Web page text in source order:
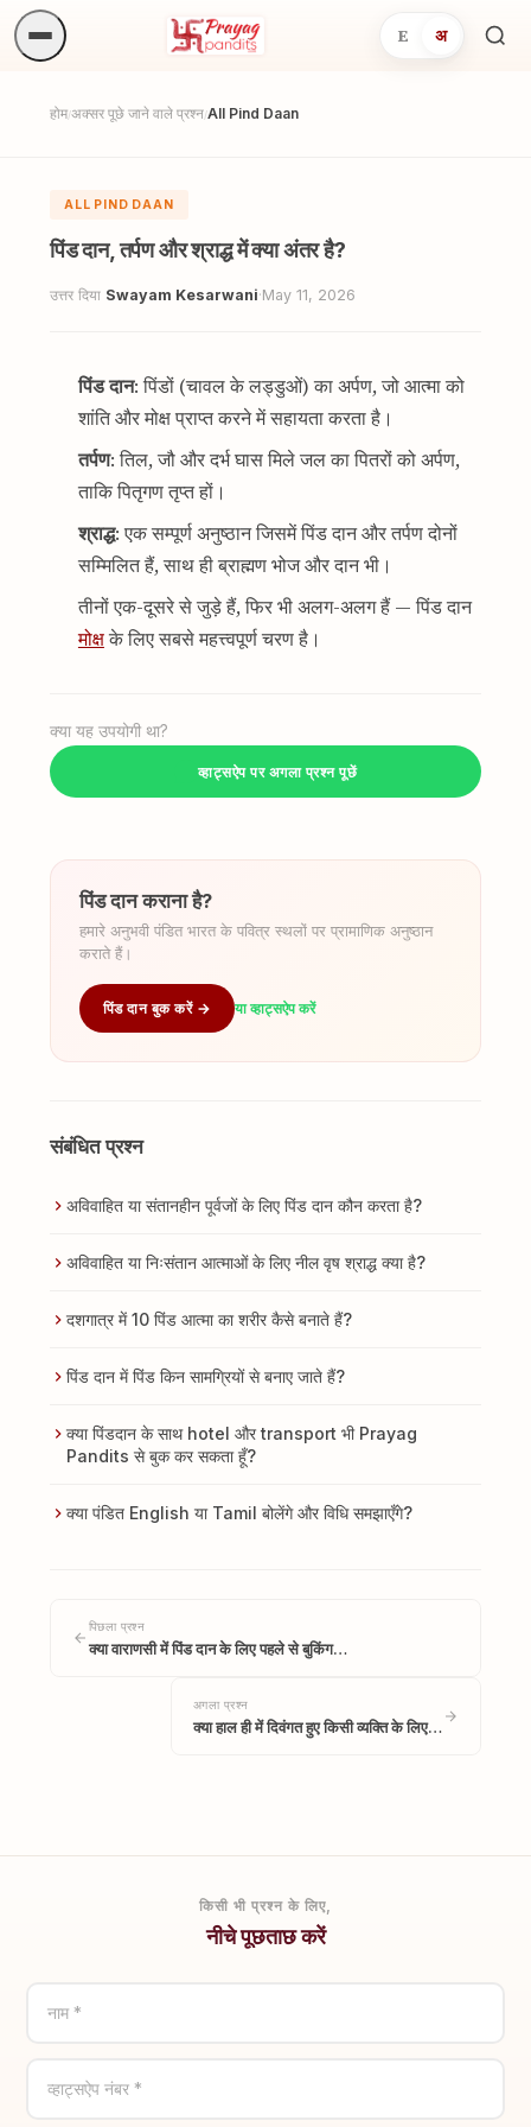
E अ
होम/अक्सर पूछे जाने वाले प्रश्न/All Pind Daan
ALL PIND DAAN
पिंड दान, तर्पण और श्राद्ध में क्या अंतर है?
उत्तर दिया Swayam Kesarwani·May 11, 2026
पिंड दान: पिंडों (चावल के लड्डुओं) का अर्पण, जो आत्मा को
शांति और मोक्ष प्राप्त करने में सहायता करता है।
तर्पण: तिल, जौ और दर्भ घास मिले जल का पितरों को अर्पण,
ताकि पितृगण तृप्त हों।
श्राद्ध: एक सम्पूर्ण अनुष्ठान जिसमें पिंड दान और तर्पण दोनों
सम्मिलित हैं, साथ ही ब्राह्मण भोज और दान भी।
तीनों एक-दूसरे से जुड़े हैं, फिर भी अलग-अलग हैं — पिंड दान
मोक्षके लिए सबसे महत्त्वपूर्ण चरण है।
क्या यह उपयोगी था?
व्हाट्सऐप पर अगला प्रश्न पूछें
पिंड दान कराना है?
हमारे अनुभवी पंडित भारत के पवित्र स्थलों पर प्रामाणिक अनुष्ठान
कराते हैं।
पिंड दान बुक करें → या व्हाट्सऐप करें
संबंधित प्रश्न
अविवाहित या संतानहीन पूर्वजों के लिए पिंड दान कौन करता है?
अविवाहित या निःसंतान आत्माओं के लिए नील वृष श्राद्ध क्या है?
दशगात्र में 10 पिंड आत्मा का शरीर कैसे बनाते हैं?
पिंड दान में पिंड किन सामग्रियों से बनाए जाते हैं?
क्या पिंडदान के साथ hotel और transport भी Prayag
Pandits से बुक कर सकता हूँ?
क्या पंडित English या Tamil बोलेंगे और विधि समझाएँगे?
पिछला प्रश्न
क्या वाराणसी में पिंड दान के लिए पहले से बुकिंग…
अगला प्रश्न
क्या हाल ही में दिवंगत हुए किसी व्यक्ति के लिए…
किसी भी प्रश्न के लिए,
नीचे पूछताछ करें
नाम *
व्हाट्सऐप नंबर *